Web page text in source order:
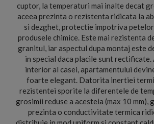
cuptor, la temperaturi mai inalte decat
aceea prezinta o rezistenta ridicata la
si dezghet, protectie impotriva
produsele chimice. Este mai rezistenta
granitul, iar aspectul dupa montaj este
in special daca placile sunt
interior al casei, apartamentului
foarte elegant. Datorita inertiei
rezistentei sporite la diferentele de
grosimii reduse a acesteia (max 10 mm),
prezinta o conductivitate termica